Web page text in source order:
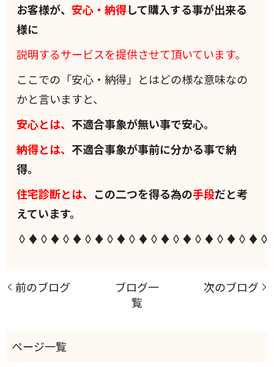
お客様が、 安心・納得して購入する事が出来る
様に
説明するサービスを提供させて頂いています。
ここでの「安心・納得」とはどの様な意味なの
かと言いますと、
安心とは、 不適合事象が無い事で安心。
納得とは、 不適合事象が事前に分かる事で納
得。
住宅診断とは、 この二つを得る為の手段だと考
えています。
前のブログ
ブログ一
覧
次のブログ